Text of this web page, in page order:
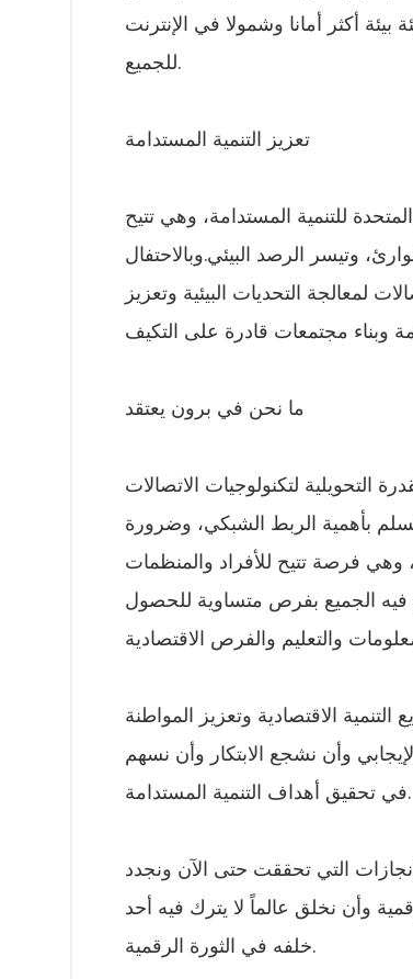
بيئة أكثر أمانا وشمولا في الإنترنت
للجميع.
تعزيز التنمية المستدامة
للتنمية المستدامة، وهي تتيح
وتيسر الرصد البيئي.وبالاحتفال
لمعالجة التحديات البيئية وتعزيز
ما نحن في برون يعتقد
التحويلية لتكنولوجيات الاتصالات
نسلم بأهمية الربط الشبكي، وضرورة
وهي فرصة تتيح للأفراد والمنظمات
فيه الجميع بفرص متساوية للحصول
الاقتصادية وتعزيز المواطنة
وأن نشجع الابتكار وأن نسهم
في تحقيق أهداف التنمية المستدامة.
التي تحققت حتى الآن ونجدد
وأن نخلق عالماً لا يترك فيه أحد
خلفه في الثورة الرقمية.